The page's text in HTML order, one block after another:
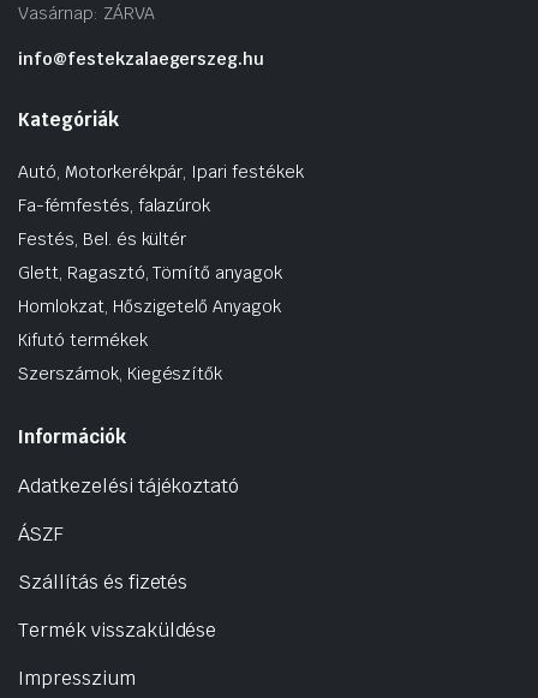
Vasárnap: ZÁRVA
info@festekzalaegerszeg.hu
Kategóriák
Autó, Motorkerékpár, Ipari festékek
Fa-fémfestés, falazúrok
Festés, Bel. és kültér
Glett, Ragasztó, Tömítő anyagok
Homlokzat, Hőszigetelő Anyagok
Kifutó termékek
Szerszámok, Kiegészítők
Információk
Adatkezelési tájékoztató
ÁSZF
Szállítás és fizetés
Termék visszaküldése
Impresszium